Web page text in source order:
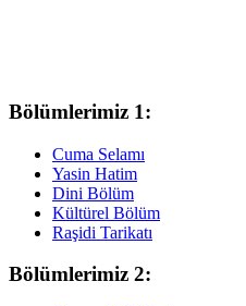
Bölümlerimiz 1:
Cuma Selamı
Yasin Hatim
Dini Bölüm
Kültürel Bölüm
Raşidi Tarikatı
Bölümlerimiz 2: